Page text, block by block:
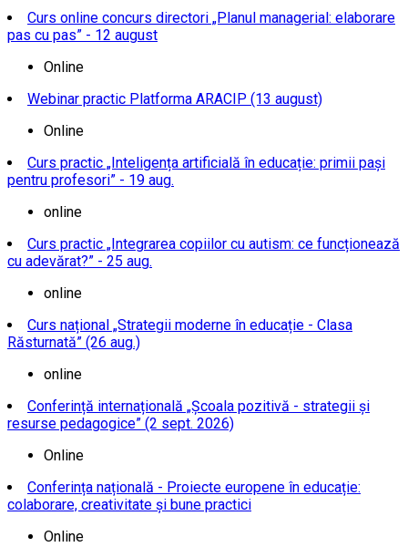
Curs online concurs directori „Planul managerial: elaborare
pas cu pas” - 12 august
Online
Webinar practic Platforma ARACIP (13 august)
Online
Curs practic „Inteligența artificială în educație: primii pași
pentru profesori” - 19 aug.
online
Curs practic „Integrarea copiilor cu autism: ce funcționează
cu adevărat?” - 25 aug.
online
Curs național „Strategii moderne în educație - Clasa
Răsturnată” (26 aug.)
online
Conferință internațională „Școala pozitivă - strategii și
resurse pedagogice” (2 sept. 2026)
Online
Conferința națională - Proiecte europene în educație:
colaborare, creativitate și bune practici
Online